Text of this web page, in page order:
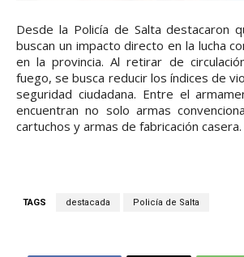
Desde la Policía de Salta destacaron
buscan un impacto directo en la lucha
en la provincia. Al retirar de
fuego, se busca reducir los índices de
seguridad ciudadana. Entre el
encuentran no solo armas
cartuchos y armas de fabricación casera.
TAGS destacada Policía de Salta